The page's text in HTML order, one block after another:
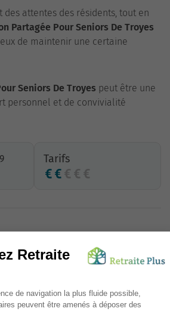
attentes des résidents, tout en
Partagée Pour Seniors De Troyes
de maintenir une certaine
Seniors De Troyes peut être une
personnel et de convivialité
Tarifs